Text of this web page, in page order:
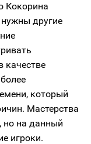
Кокорина
другие
качестве
который
Мастерства
но на данный
игроки.